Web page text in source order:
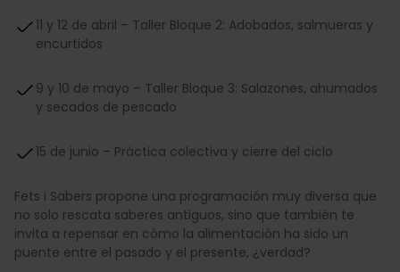
11 y 12 de abril – Taller Bloque 2: Adobados, salmueras y
encurtidos
9 y 10 de mayo – Taller Bloque 3: Salazones, ahumados
y secados de pescado
15 de junio – Práctica colectiva y cierre del ciclo
Fets i Sabers propone una programación muy diversa que
no solo rescata saberes antiguos, sino que también te
invita a repensar en cómo la alimentación ha sido un
puente entre el pasado y el presente, ¿verdad?